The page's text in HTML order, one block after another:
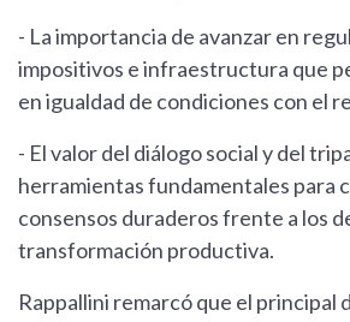
- La importancia de avanzar en
impositivos e infraestructura que
en igualdad de condiciones con el
- El valor del diálogo social y del
herramientas fundamentales para
consensos duraderos frente a los
transformación productiva.
Rappallini remarcó que el principal